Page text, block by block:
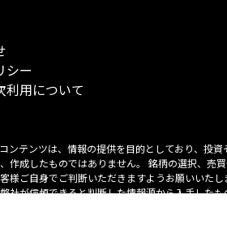
シー
利用について
ンテンツは、情報の提供を目的としており、投資
作成したものではありません。 銘柄の選択、売
様ご自身でご判断いただきますようお願いいたし
社が信頼できると判断した情報源から入手したも